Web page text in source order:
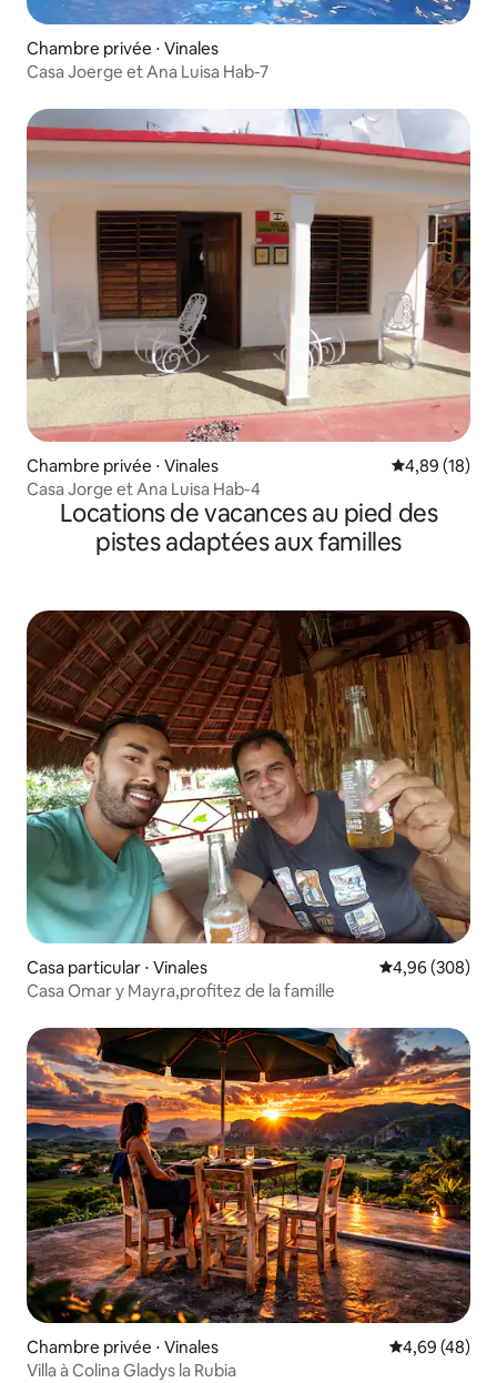
Chambre privée ⋅ Vinales
Casa Joerge et Ana Luisa Hab-7
Chambre privée ⋅ Vinales Évaluation
4,89 (18)
Casa Jorge et Ana Luisa Hab-4
Locations de vacances au pied des
pistes adaptées aux familles
Casa particular ⋅ Vinales Évaluation
4,96 (308)
Casa Omar y Mayra,profitez de la famille
Chambre privée ⋅ Vinales Évaluation
4,69 (48)
Villa à Colina Gladys la Rubia